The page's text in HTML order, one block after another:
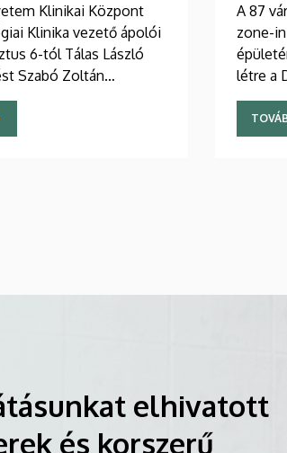
Klinikai Központ
Klinika vezető ápolói
6-tól Tálas László
Szabó Zoltán
Központ elnöke,
Anna ápolási és
adta át pénteken
A 87
zone-
létre a
meg a
elhivatott
és korszerű